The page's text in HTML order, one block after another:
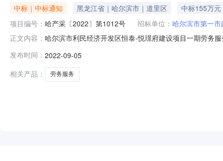
中标｜中标通知 黑龙江省｜哈尔滨市｜道里区
中标155万元
项目编号： 哈产采〔2022〕第1012号 招标单位： 哈尔滨市第一
正文内容： 哈尔滨市利民经济开发区恒泰-悦璟府建设项目一期劳务
下：第四包：第一名：哈尔滨龙维建筑劳务分包有限公
仅供参考，具体以实际发
发布时间： 2022-09-05
相关产品：
劳务服务